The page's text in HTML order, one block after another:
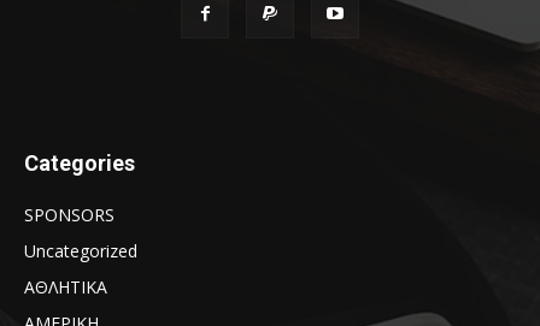
Categories
SPONSORS
Uncategorized
ΑΘΛΗΤΙΚΑ